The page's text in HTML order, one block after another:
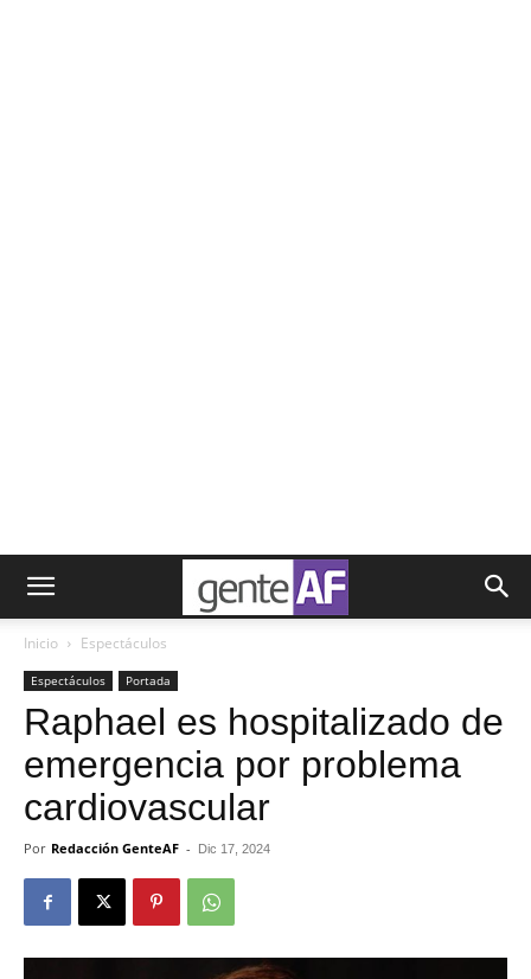
Inicio Espectáculos
Espectáculos Portada
Raphael es hospitalizado de
emergencia por problema
cardiovascular
Por Redacción GenteAF - Dic 17, 2024